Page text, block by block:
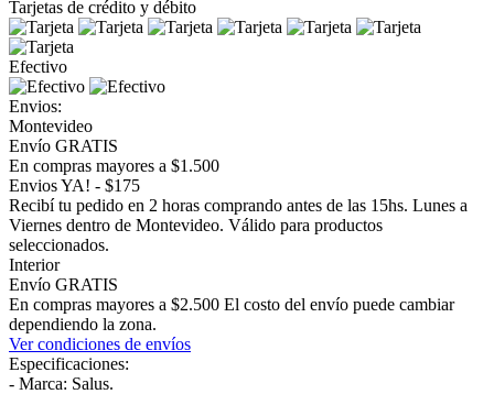
Tarjetas de crédito y débito
Efectivo
Envios:
Montevideo
Envío GRATIS
En compras mayores a $1.500
Envios YA! - $175
Recibí tu pedido en 2 horas comprando antes de las 15hs. Lunes a
Viernes dentro de Montevideo. Válido para productos
seleccionados.
Interior
Envío GRATIS
En compras mayores a $2.500 El costo del envío puede cambiar
dependiendo la zona.
Ver condiciones de envíos
Especificaciones:
- Marca: Salus.